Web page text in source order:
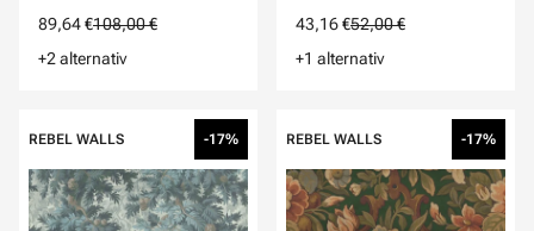
89,64 €108,00 €
+2 alternativ
43,16 €52,00 €
+1 alternativ
REBEL WALLS -17% REBEL WALLS -17%